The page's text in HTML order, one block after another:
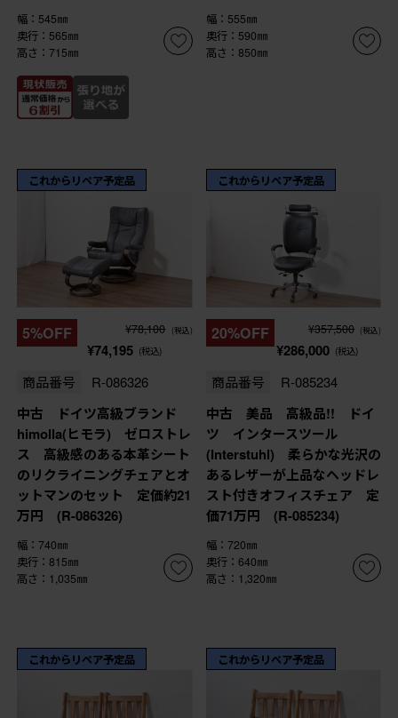
幅：545㎜
奥行：565㎜
高さ：715㎜
幅：555㎜
奥行：590㎜
高さ：850㎜
これからリペア予定品
5%OFF ¥78,100 (税込)
¥74,195 (税込)
商品番号 R-086326
中古 ドイツ高級ブランド
himolla(ヒモラ) ゼロストレ
ス 高級感のある本革シート
のリクライニングチェアとオ
ットマンのセット 定価約21
万円 (R-086326)
幅：740㎜
奥行：815㎜
高さ：1,035㎜
これからリペア予定品
20%OFF ¥357,500 (税込)
¥286,000 (税込)
商品番号 R-085234
中古 美品 高級品!! ドイ
ツ インタースツール
(Interstuhl) 柔らかな光沢の
あるレザーが上品なヘッドレ
スト付きオフィスチェア 定
価71万円 (R-085234)
幅：720㎜
奥行：640㎜
高さ：1,320㎜
これからリペア予定品 これからリペア予定品